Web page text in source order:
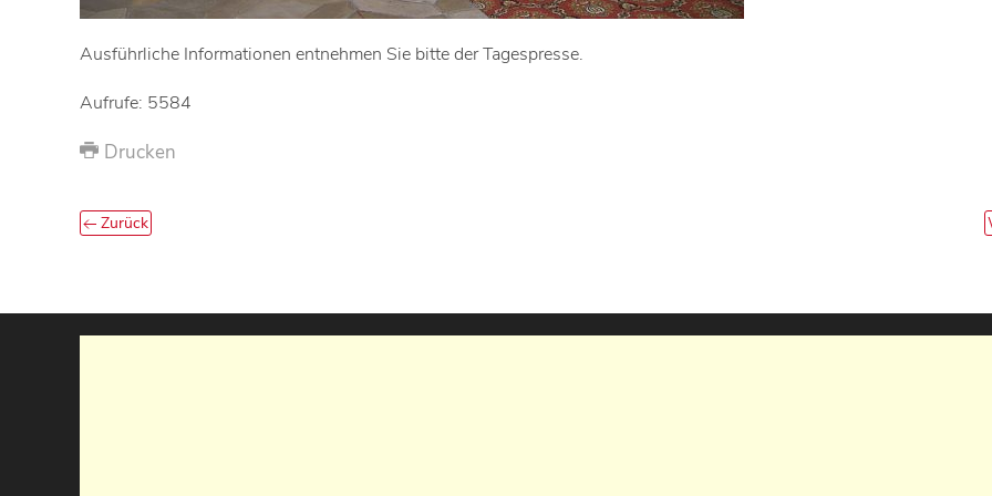
Ausführliche Informationen entnehmen Sie bitte der Tagespresse.
Aufrufe: 5584
Drucken
Zurück